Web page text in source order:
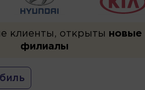
клиенты, открыты новые
филиалы